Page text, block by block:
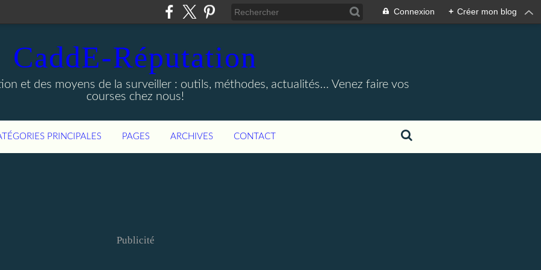
Connexion + Créer mon blog
CaddE-Réputation
et des moyens de la surveiller : outils, méthodes, actualités... Venez faire vos
courses chez nous!
PRINCIPALES PAGES ARCHIVES CONTACT
Publicité